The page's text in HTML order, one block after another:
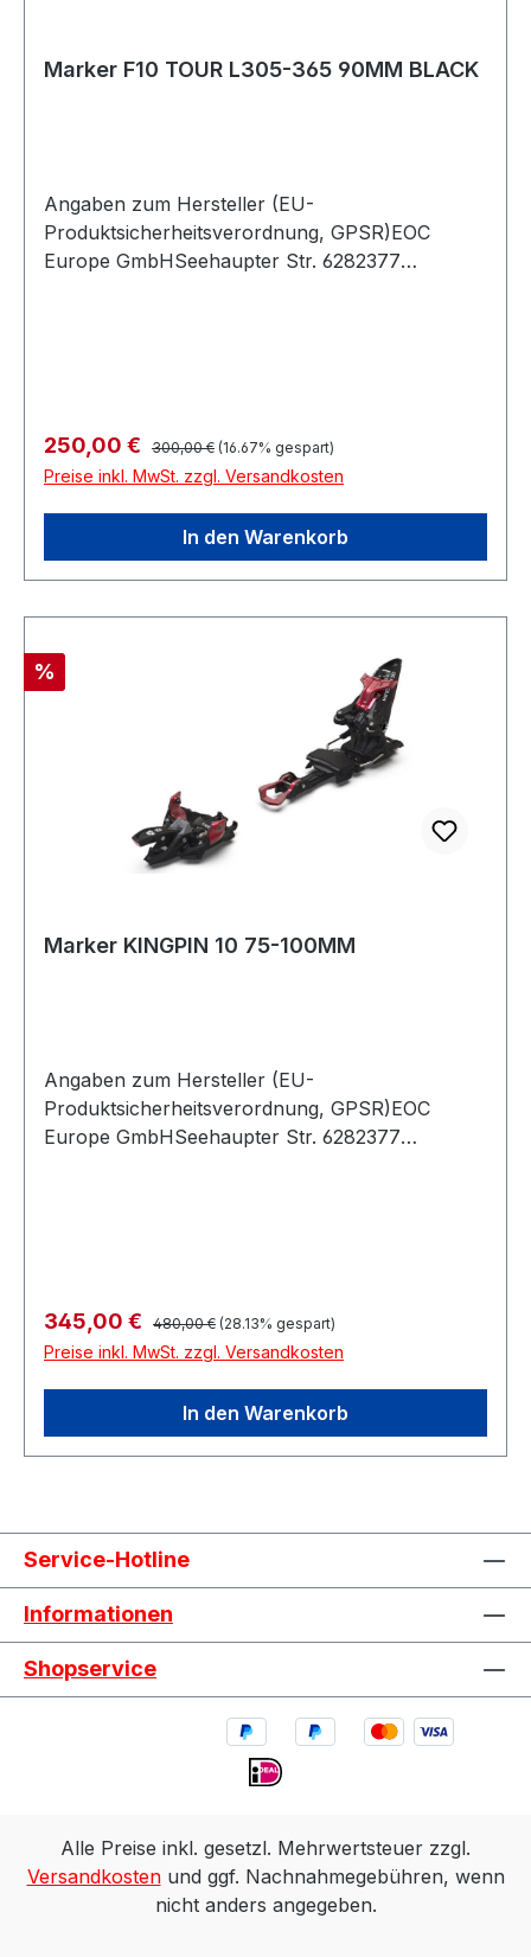
Marker F10 TOUR L305-365 90MM BLACK
Angaben zum Hersteller (EU-
Produktsicherheitsverordnung, GPSR)EOC
Europe GmbHSeehaupter Str. 6282377
Verkaufspreis:
250,00 € Regulärer Preis:
300,00 € (16.67% gespart)
Preise inkl. MwSt. zzgl. Versandkosten
In den Warenkorb
Rabatt
%
Marker KINGPIN 10 75-100MM
Angaben zum Hersteller (EU-
Produktsicherheitsverordnung, GPSR)EOC
Europe GmbHSeehaupter Str. 6282377
Verkaufspreis:
345,00 € Regulärer Preis:
480,00 € (28.13% gespart)
Preise inkl. MwSt. zzgl. Versandkosten
In den Warenkorb
Service-Hotline
Informationen
Shopservice
Alle Preise inkl. gesetzl. Mehrwertsteuer zzgl.
Versandkostenund ggf. Nachnahmegebühren, wenn
nicht anders angegeben.